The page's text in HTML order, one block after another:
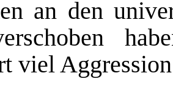
an den
viel